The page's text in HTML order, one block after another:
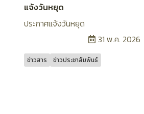
แจ้งวันหยุด
ประกาศแจ้งวันหยุด
31 พ.ค. 2026
ข่าวสาร ข่าวประชาสัมพันธ์